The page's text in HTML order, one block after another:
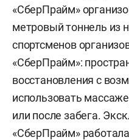
«СберПрайм»
метровый тоннель из
спортсменов
«СберПрайм»:
восстановления с
использовать
или после забега.
«СберПрайм»